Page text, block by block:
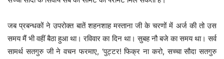
जब प्रबन्धकों ने उपरोक्त बातें शहनशाह मस्ताना जी के चरणों में अर्ज की तो उस
समय मैं भी वहीं बैठा हुआ था। रविवार का दिन था। सुबह नौ बजे का समय था। सर्व
सामर्थ सतगुरु जी ने वचन फरमाए, ‘पुट्टर! फिक्र ना करो, सच्चा सौदा सतगुरु